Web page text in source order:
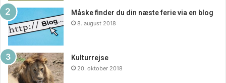
maskine før tid. Der kommer helt sikkert et par år mere på,
når det er man vedligeholder ens maskiner bedre. Find
den helt rette løsning til jobbet her på nettet, og få den
bestilt, monteret, installeret og sat op helt optimalt.
Rensning er også en del af det man køber.
Måske finder du din næste ferie via en blog
8. august 2018
Kulturrejse
20. oktober 2018